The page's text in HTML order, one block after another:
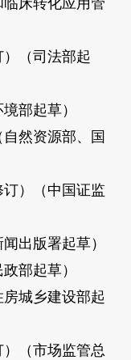
床转化应用管
（司法部起
部起草）
然资源部、国
）（中国证监
出版署起草）
部起草）
城乡建设部起
（市场监管总